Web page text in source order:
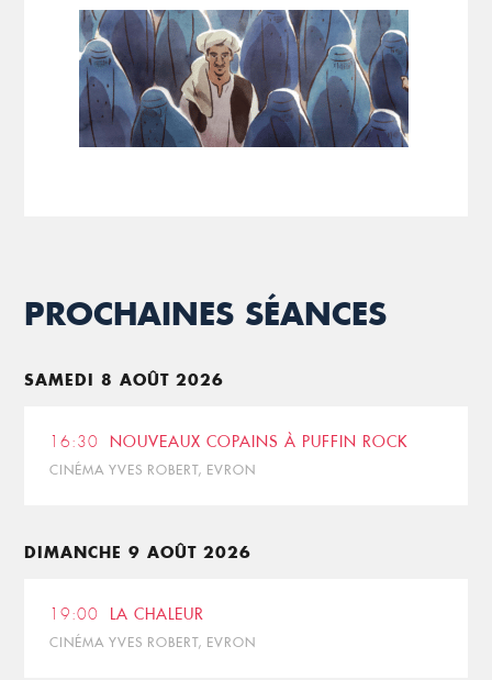
PROCHAINES SÉANCES
SAMEDI 8 AOÛT 2026
16:30 NOUVEAUX COPAINS À PUFFIN ROCK
CINÉMA YVES ROBERT, EVRON
DIMANCHE 9 AOÛT 2026
19:00 LA CHALEUR
CINÉMA YVES ROBERT, EVRON